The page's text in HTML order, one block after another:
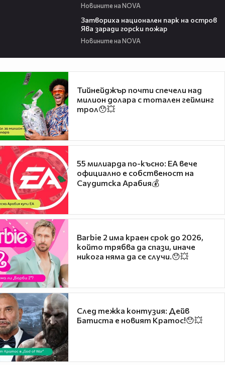
Новините на NOVA
Затвориха национален парк на остров
Ява заради горски пожар
Новините на NOVA
Тийнейджър почти спечели над
милион долара с тотален гейминг
трол😯💥
55 милиарда по-късно: EA вече
официално е собственост на
Саудитска Арабия💰
Barbie 2 има краен срок до 2026,
който трябва да спази, иначе
никога няма да се случи.😯💥
След тежка контузия: Дейв
Батиста е новият Кратос!😯💥